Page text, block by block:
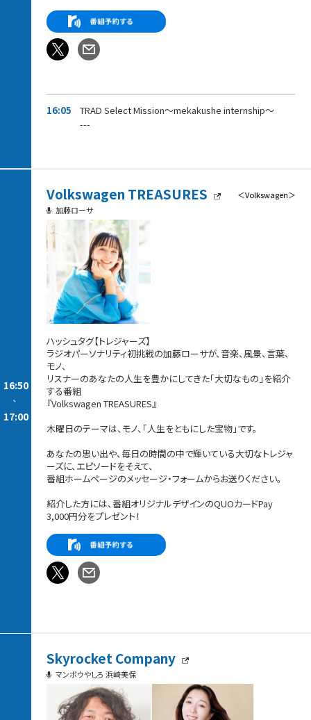
16:05
TRAD Select Mission～mekakushe internship～
---
16:50
-
17:00
Volkswagen TREASURES
＜Volkswagen＞
加藤ローサ
ハッシュタグ【トレジャーズ】
ラジオパーソナリティ初挑戦の加藤ローサが、音楽、風景、言葉、
モノ、
リスナーのあなたの人生を豊かにしてきた「大切なもの」を紹介
する番組
『Volkswagen TREASURES』
木曜日のテーマは、モノ、「人生をともにした宝物」です。
あなたの思い出や、毎日の時間の中で輝いている大切なトレジャ
ーズに、エピソードをそえて、
番組ホームページのメッセージ・フォームからお送りください。
紹介した方には、番組オリジナルデザインのQUOカードPay
3,000円分をプレゼント！
Skyrocket Company
マンボウやしろ 浜崎美保